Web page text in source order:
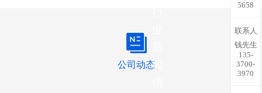
闻
公司动态
5658
联系人
钱先生
135-
3700-
3970